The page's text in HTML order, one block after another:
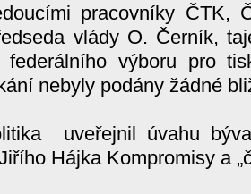
pracovníky ČTK,
vlády O. Černík,
federálního výboru pro
nebyly podány žádné
uveřejnil úvahu
Hájka Kompromisy a